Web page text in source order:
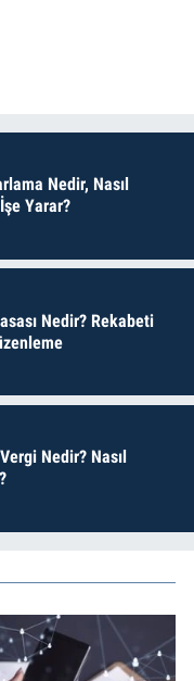
Nedir, Nasıl
Yarar?
Nedir? Rekabeti
Nedir? Nasıl